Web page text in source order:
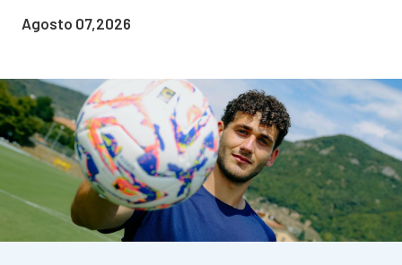
Agosto 07,2026